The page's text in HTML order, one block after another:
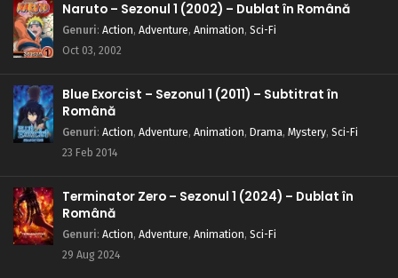
Naruto – Sezonul 1 (2002) – Dublat în Română
Genuri: Action, Adventure, Animation, Sci-Fi
Oct 03, 2002
Blue Exorcist – Sezonul 1 (2011) – Subtitrat în
Română
Genuri: Action, Adventure, Animation, Drama, Mystery, Sci-Fi
23 Feb 2014
Terminator Zero – Sezonul 1 (2024) – Dublat în
Română
Genuri: Action, Adventure, Animation, Sci-Fi
29 Aug 2024